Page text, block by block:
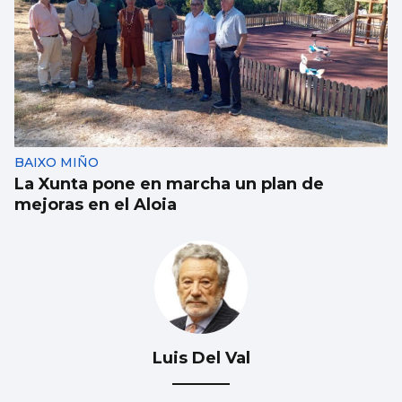
El Vaticano cerró el año 2025 con un
patrimonio neto de 2.686 millones
BAIXO MIÑO
La Xunta pone en marcha un plan de
mejoras en el Aloia
Luis Del Val